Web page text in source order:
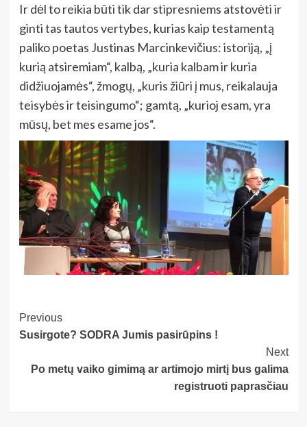
Ir dėl to reikia būti tik dar stipresniems atstovėti ir
ginti tas tautos vertybes, kurias kaip testamentą
paliko poetas Justinas Marcinkevičius: istoriją, „į
kurią atsiremiam“, kalbą, „kuria kalbam ir kuria
didžiuojamės“, žmogų, „kuris žiūri į mus, reikalauja
teisybės ir teisingumo“; gamtą, „kurioj esam, yra
mūsų, bet mes esame jos“.
Post
Navigation
Previous
Susirgote? SODRA Jumis pasirūpins !
Next
Po metų vaiko gimimą ar artimojo mirtį bus galima
registruoti paprasčiau